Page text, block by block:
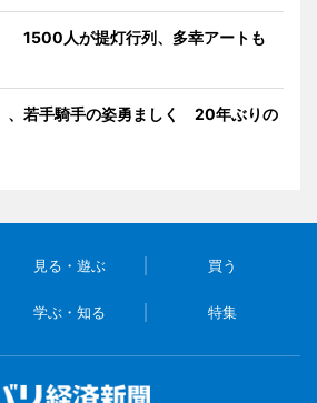
1500人が提灯行列、多幸アートも
、若手騎手の姿勇ましく 20年ぶりの
見る・遊ぶ 買う
学ぶ・知る 特集